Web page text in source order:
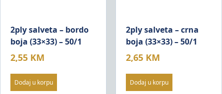
2ply salveta – bordo
boja (33×33) – 50/1
2,55 KM
Dodaj u korpu
2ply salveta – crna
boja (33×33) – 50/1
2,65 KM
Dodaj u korpu